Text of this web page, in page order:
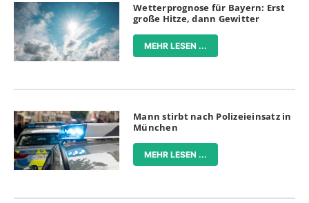
Wetterprognose für Bayern: Erst
große Hitze, dann Gewitter
MEHR LESEN ...
Mann stirbt nach Polizeieinsatz in
München
MEHR LESEN ...